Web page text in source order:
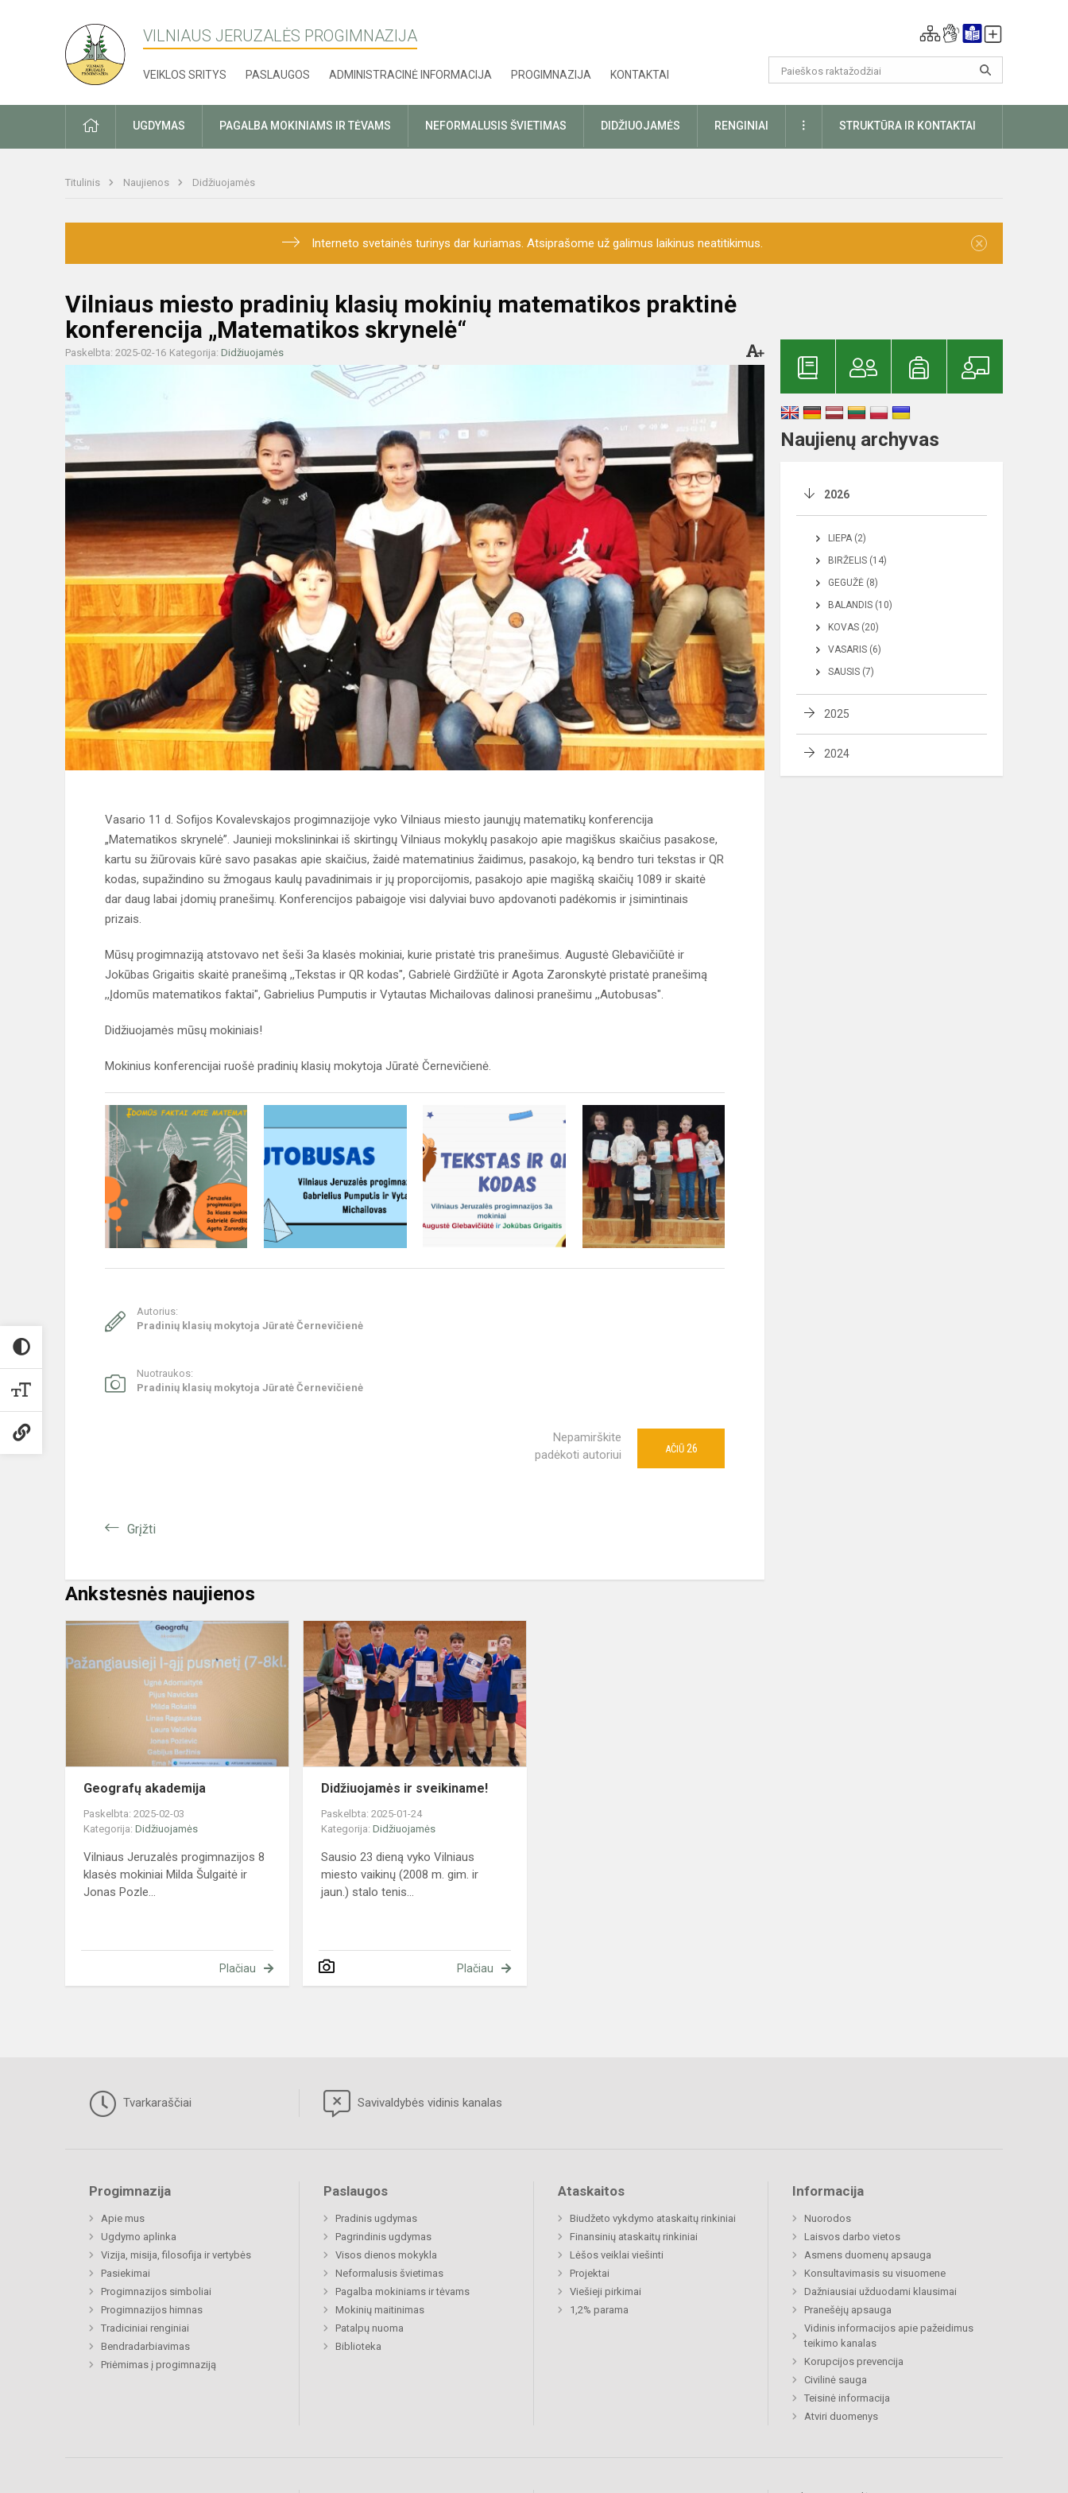
VILNIAUS JERUZALĖS PROGIMNAZIJA
VEIKLOS SRITYS PASLAUGOS ADMINISTRACINĖ INFORMACIJA PROGIMNAZIJA KONTAKTAI
PRADŽIAUGDYMAS PAGALBA MOKINIAMS IR TĖVAMS NEFORMALUSIS ŠVIETIMAS DIDŽIUOJAMĖS RENGINIAI DAUGIAUSTRUKTŪRA IR KONTAKTAI
Titulinis Naujienos Didžiuojamės
Interneto svetainės turinys dar kuriamas. Atsiprašome už galimus laikinus neatitikimus. ×
Vilniaus miesto pradinių klasių mokinių matematikos praktinė
konferencija „Matematikos skrynelė“
Paskelbta: 2025-02-16 Kategorija: Didžiuojamės
Vasario 11 d. Sofijos Kovalevskajos progimnazijoje vyko Vilniaus miesto jaunųjų matematikų konferencija
„Matematikos skrynelė”. Jaunieji mokslininkai iš skirtingų Vilniaus mokyklų pasakojo apie magiškus skaičius pasakose,
kartu su žiūrovais kūrė savo pasakas apie skaičius, žaidė matematinius žaidimus, pasakojo, ką bendro turi tekstas ir QR
kodas, supažindino su žmogaus kaulų pavadinimais ir jų proporcijomis, pasakojo apie magišką skaičių 1089 ir skaitė
dar daug labai įdomių pranešimų. Konferencijos pabaigoje visi dalyviai buvo apdovanoti padėkomis ir įsimintinais
prizais.
Mūsų progimnaziją atstovavo net šeši 3a klasės mokiniai, kurie pristatė tris pranešimus. Augustė Glebavičiūtė ir
Jokūbas Grigaitis skaitė pranešimą ,,Tekstas ir QR kodas", Gabrielė Girdžiūtė ir Agota Zaronskytė pristatė pranešimą
,,Įdomūs matematikos faktai", Gabrielius Pumputis ir Vytautas Michailovas dalinosi pranešimu ,,Autobusas".
Didžiuojamės mūsų mokiniais!
Mokinius konferencijai ruošė pradinių klasių mokytoja Jūratė Černevičienė.
Autorius:
Pradinių klasių mokytoja Jūratė Černevičienė
Nuotraukos:
Pradinių klasių mokytoja Jūratė Černevičienė
Nepamirškite
padėkoti autoriui
AČIŪ 26
Grįžti
Ankstesnės naujienos
Geografų
akademija
Geografų akademija
Paskelbta: 2025-02-03
Kategorija: Didžiuojamės
Vilniaus Jeruzalės progimnazijos 8
klasės mokiniai Milda Šulgaitė ir
Jonas Pozle...
Plačiau
ir
sveikiname!
Didžiuojamės ir sveikiname!
Paskelbta: 2025-01-24
Kategorija:Didžiuojamės
Sausio 23 dieną vyko Vilniaus
miesto vaikinų (2008 m. gim. ir
jaun.) stalo tenis...
Plačiau
Naujienų archyvas
2026
LIEPA (2)
BIRŽELIS (14)
GEGUŽĖ (8)
BALANDIS (10)
KOVAS (20)
VASARIS (6)
SAUSIS (7)
2025
2024
Tvarkaraščiai Savivaldybės vidinis kanalas
Progimnazija
Apie mus
Ugdymo aplinka
Vizija, misija, filosofija ir vertybės
Pasiekimai
Progimnazijos simboliai
Progimnazijos himnas
Tradiciniai renginiai
Bendradarbiavimas
Priėmimas į progimnaziją
Paslaugos
Pradinis ugdymas
Pagrindinis ugdymas
Visos dienos mokykla
Neformalusis švietimas
Pagalba mokiniams ir tėvams
Mokinių maitinimas
Patalpų nuoma
Biblioteka
Ataskaitos
Biudžeto vykdymo ataskaitų rinkiniai
Finansinių ataskaitų rinkiniai
Lėšos veiklai viešinti
Projektai
Viešieji pirkimai
1,2% parama
Informacija
Nuorodos
Laisvos darbo vietos
Asmens duomenų apsauga
Konsultavimasis su visuomene
Dažniausiai užduodami klausimai
Pranešėjų apsauga
Vidinis informacijos apie pažeidimus
teikimo kanalas
Korupcijos prevencija
Civilinė sauga
Teisinė informacija
Atviri duomenys